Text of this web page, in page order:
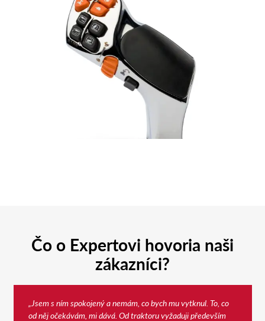
Čo o Expertovi hovoria naši
zákazníci?
„Jsem s ním spokojený a nemám, co bych mu vytknul. To, co
od něj očekávám, mi dává. Od traktoru vyžaduji především